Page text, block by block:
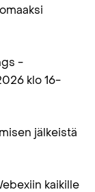
-
klo 16-
jälkeistä
kaikille